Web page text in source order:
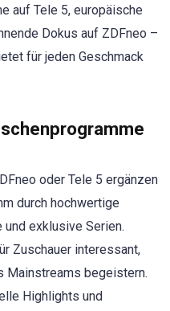
auf Tele 5, europäische
Dokus auf ZDFneo –
für jeden Geschmack
oder Tele 5 ergänzen
durch hochwertige
und exklusive Serien.
Zuschauer interessant,
Mainstreams begeistern.
Highlights und